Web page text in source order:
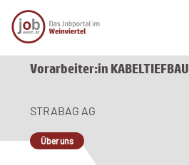
Vorarbeiter:in KABELTIEFBAU
STRABAG AG
Über uns